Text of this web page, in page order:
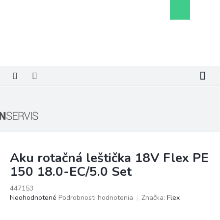
košík
Aku rotačná leštička 18V Flex PE
150 18.0-EC/5.0 Set
447153
Priemerné
Neohodnotené Podrobnosti hodnotenia Značka: Flex